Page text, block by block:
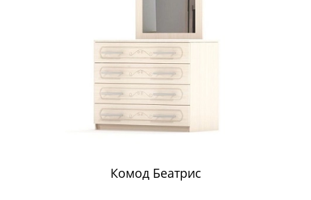
Комод Беатрис